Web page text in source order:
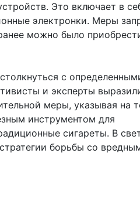
Это включает в
электронки. Меры
можно было
с
и эксперты
меры, указывая на
инструментом для
сигареты. В
борьбы со